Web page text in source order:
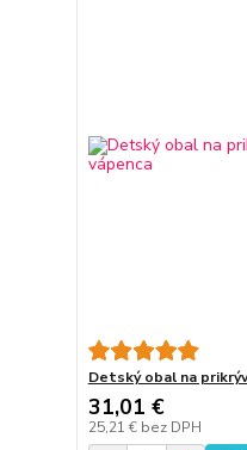
Detský obal na
31,01 €
25,21 € bez DPH